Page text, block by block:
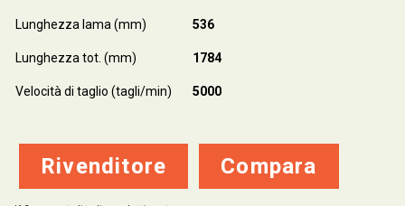
Lunghezza lama (mm) 536
Lunghezza tot. (mm) 1784
Velocità di taglio (tagli/min) 5000
Rivenditore Compara